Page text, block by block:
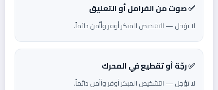
✅ صوت من الفرامل أو التعليق
لا تؤجل — التشخيص المبكر أوفر وأأمن دائماً.
✅ رجّة أو تقطيع في المحرك
لا تؤجل — التشخيص المبكر أوفر وأأمن دائماً.